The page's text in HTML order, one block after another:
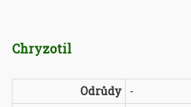
Chryzotil
Odrůdy
-